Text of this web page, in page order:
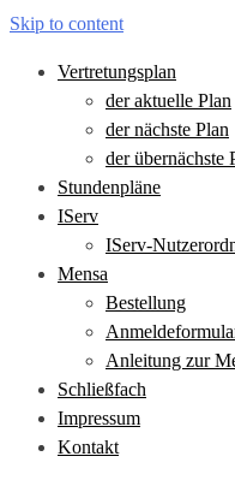
Skip to content
Vertretungsplan
der aktuelle Plan
der nächste Plan
der übernächste
Stundenpläne
IServ
IServ-
Mensa
Bestellung
Anleitung zur
Schließfach
Impressum
Kontakt